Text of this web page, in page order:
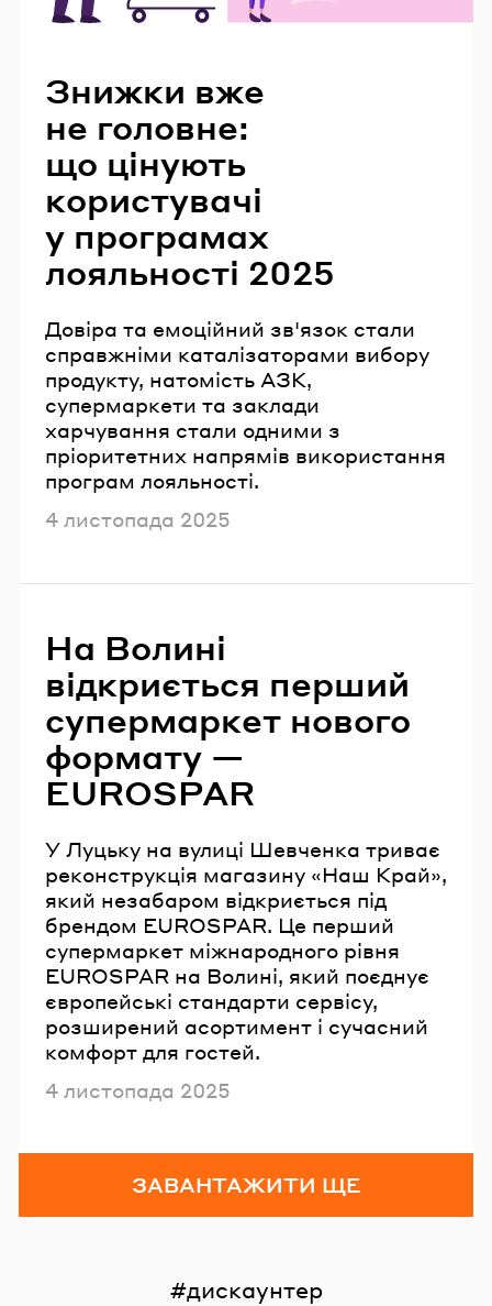
Знижки вже
не головне:
що цінують
користувачі
у програмах
лояльності 2025
Довіра та емоційний зв'язок стали
справжніми каталізаторами вибору
продукту, натомість АЗК,
супермаркети та заклади
харчування стали одними з
пріоритетних напрямів використання
програм лояльності.
Опубліковано
4 листопада 2025
На Волині
відкриється перший
супермаркет нового
формату —
EUROSPAR
У Луцьку на вулиці Шевченка триває
реконструкція магазину «Наш Край»,
який незабаром відкриється під
брендом EUROSPAR. Це перший
супермаркет міжнародного рівня
EUROSPAR на Волині, який поєднує
європейські стандарти сервісу,
розширений асортимент і сучасний
комфорт для гостей.
Опубліковано
4 листопада 2025
ЗАВАНТАЖИТИ ЩЕ
дискаунтер